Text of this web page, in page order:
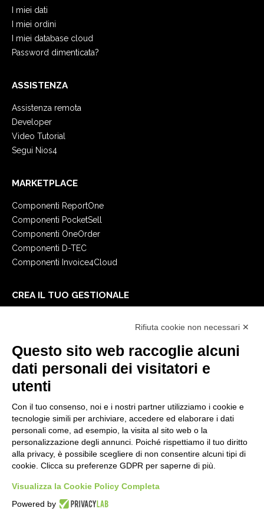
I miei dati
I miei ordini
I miei database cloud
Password dimenticata?
ASSISTENZA
Assistenza remota
Developer
Video Tutorial
Segui Nios4
MARKETPLACE
Componenti ReportOne
Componenti PocketSell
Componenti OneOrder
Componenti D-TEC
Componenti Invoice4Cloud
CREA IL TUO GESTIONALE
E-Book
Blog
NOTE LEGALI
Informative Privacy
Security Policy
Documentazione contrattuale e GDPR
Condizioni generali di fornitura
Condizioni di vendita
Condizioni del servizio di supporto
Impostazioni cookie
Rifiuta cookie non necessari ✕
Questo sito web raccoglie alcuni
dati personali dei visitatori e
utenti
Con il tuo consenso, noi e i nostri partner utilizziamo i cookie e
tecnologie simili per archiviare, accedere ed elaborare i dati
personali come, ad esempio, la visita al sito web o la
personalizzazione degli annunci. Poiché rispettiamo il tuo diritto
alla privacy, è possibile scegliere di non consentire alcuni tipi di
cookie. Clicca su preferenze GDPR per saperne di più.
Visualizza la Cookie Policy Completa
Powered by